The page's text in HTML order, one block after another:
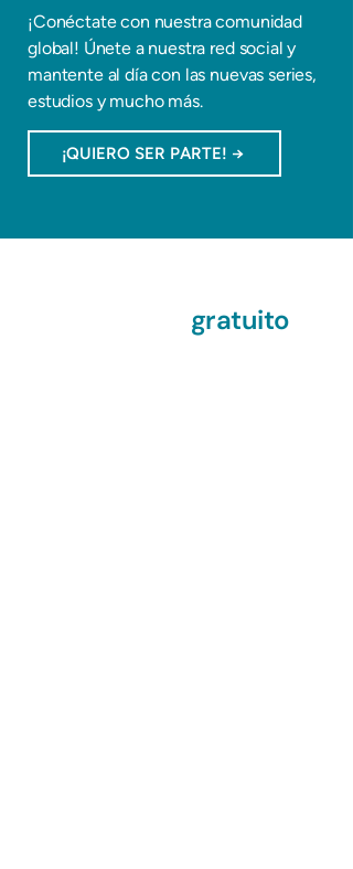
¡Conéctate con nuestra comunidad
global! Únete a nuestra red social y
mantente al día con las nuevas series,
estudios y mucho más.
¡QUIERO SER PARTE! →
gratuito
gracias a la generosa